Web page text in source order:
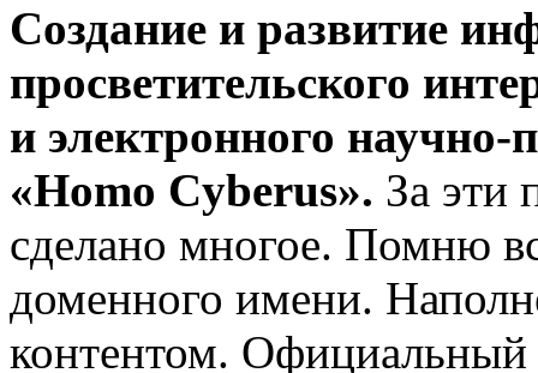
Создание и развитие
просветительского
и электронного научно-
«Homo Cyberus». За эти
сделано многое. Помню
доменного имени.
контентом. Официальный